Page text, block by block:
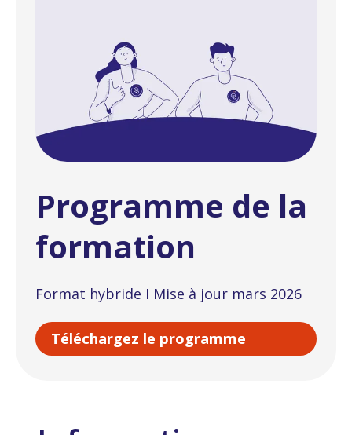
Programme de la
formation
Format hybride I Mise à jour mars 2026
Téléchargez le programme